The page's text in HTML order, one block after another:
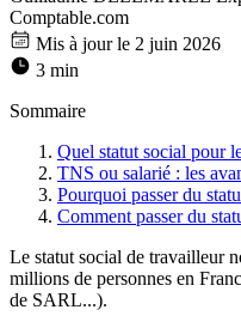
Comptable.com
Mis à jour le 2 juin 2026
3 min
Sommaire
Quel statut social pour
TNS ou salarié : les
Pourquoi passer du
Comment passer du
Le statut social de travailleur
millions de personnes en
de SARL...).